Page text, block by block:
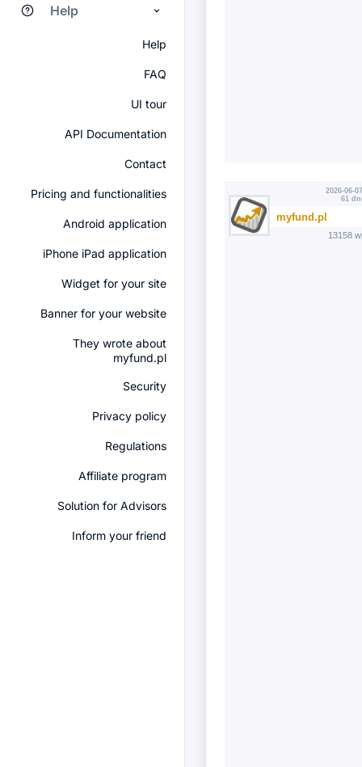
Help
Help
FAQ
UI tour
API Documentation
Contact
Pricing and functionalities
Android application
iPhone iPad application
Widget for your site
Banner for your website
They wrote about
myfund.pl
Security
Privacy policy
Regulations
Affiliate program
Solution for Advisors
Inform your friend
2026-06-
61
myfund.pl
13158